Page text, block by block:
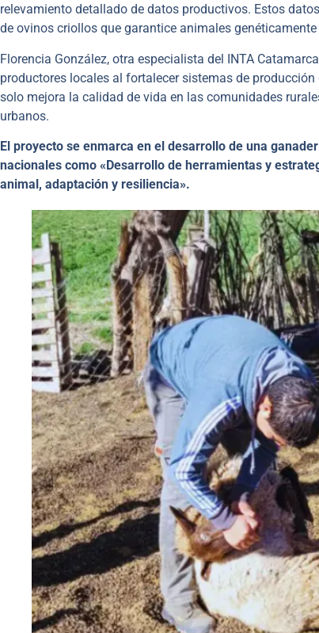
relevamiento detallado de datos productivos. Estos
de ovinos criollos que garantice animales
Florencia González, otra especialista del INTA
productores locales al fortalecer sistemas de
solo mejora la calidad de vida en las comunidades
urbanos.
El proyecto se enmarca en el desarrollo de una
nacionales como «Desarrollo de herramientas y
animal, adaptación y resiliencia».